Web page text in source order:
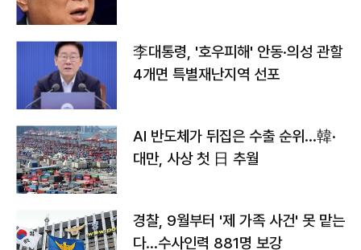
李대통령, '호우피해' 안동·의성 관할
4개면 특별재난지역 선포
AI 반도체가 뒤집은 수출 순위…韓·
대만, 사상 첫 日 추월
경찰, 9월부터 '제 가족 사건' 못 맡는
다…수사인력 881명 보강